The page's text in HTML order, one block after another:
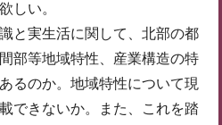
しい。
と実生活に関して、北部の都
部等地域特性、産業構造の特
るのか。地域特性について現
できないか。また、これを踏